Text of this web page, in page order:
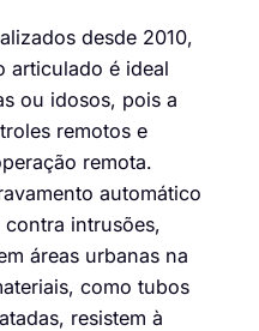
desde 2010,
articulado é ideal
ou idosos, pois a
remotos e
remota.
automático
intrusões,
áreas urbanas na
como tubos
resistem à